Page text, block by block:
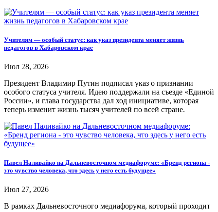
Учителям — особый статус: как указ президента меняет жизнь
педагогов в Хабаровском крае
Июл 28, 2026
Президент Владимир Путин подписал указ о признании
особого статуса учителя. Идею поддержали на съезде «Единой
России», и глава государства дал ход инициативе, которая
теперь изменит жизнь тысяч учителей по всей стране.
Павел Наливайко на Дальневосточном медиафоруме: «Бренд региона -
это чувство человека, что здесь у него есть будущее»
Июл 27, 2026
В рамках Дальневосточного медиафорума, который проходит